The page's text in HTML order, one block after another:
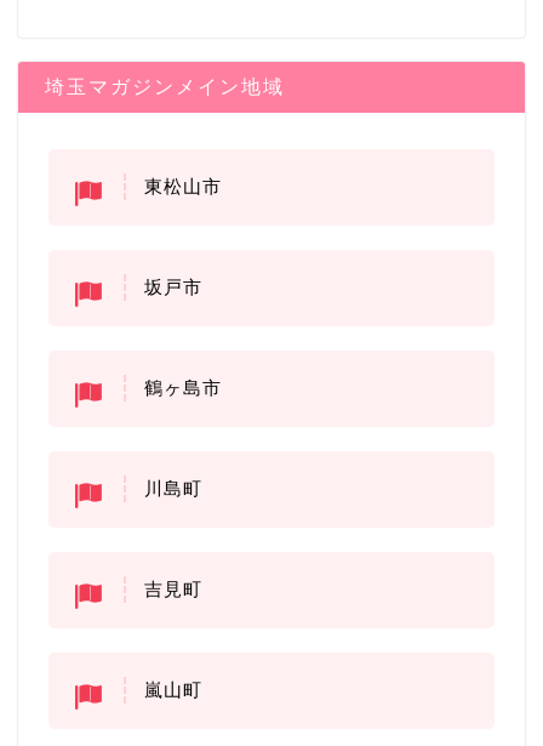
埼玉マガジンメイン地域
東松山市
坂戸市
鶴ヶ島市
川島町
吉見町
嵐山町